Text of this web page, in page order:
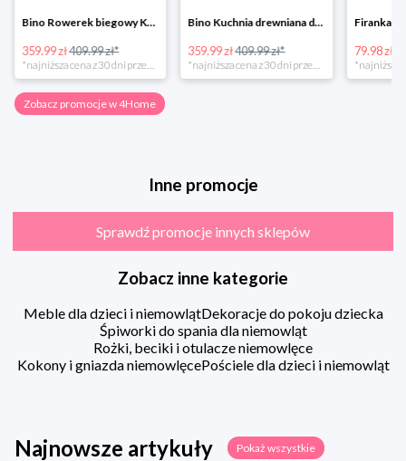
Bino Rowerek biegowy Krecik
359.99 zł409.99 zł*
Bino Kuchnia drewniana dla dzieci Provence
359.99 zł409.99 zł* 79.98 zł
Zobacz promocje w 4Home
Inne promocje
Sprawdź promocje innych sklepów
Zobacz inne kategorie
Meble dla dzieci i niemowlątDekoracje do pokoju dziecka
Śpiworki do spania dla niemowląt
Rożki, beciki i otulacze niemowlęce
Kokony i gniazda niemowlęcePościele dla dzieci i niemowląt
Najnowsze artykuły Pokaż wszystkie